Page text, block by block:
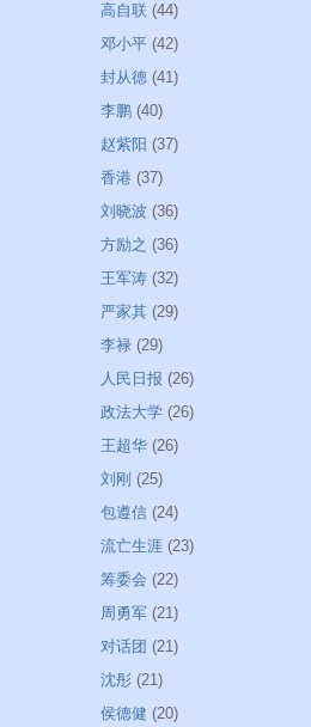
高自联 (44)
邓小平 (42)
封从德 (41)
李鹏 (40)
赵紫阳 (37)
香港 (37)
刘晓波 (36)
方励之 (36)
王军涛 (32)
严家其 (29)
李禄 (29)
人民日报 (26)
政法大学 (26)
王超华 (26)
刘刚 (25)
包遵信 (24)
流亡生涯 (23)
筹委会 (22)
周勇军 (21)
对话团 (21)
沈彤 (21)
侯德健 (20)